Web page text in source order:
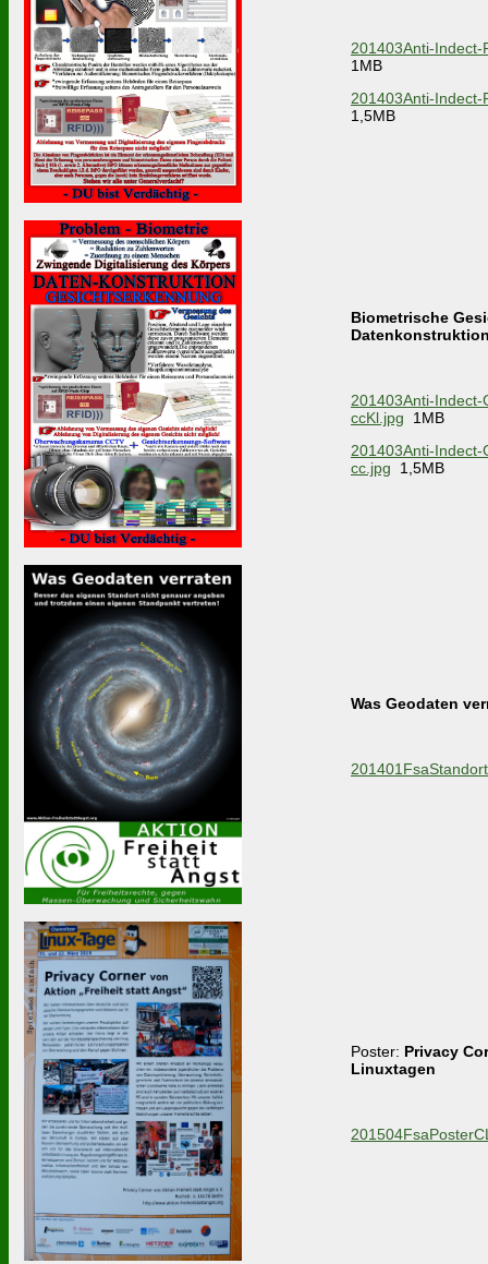
201403Anti-
1MB
201403Anti-
1,5MB
Biometrische
201403Anti-
ccKl.jpg 1MB
201403Anti-
cc.jpg 1,5MB
Was Geodaten
Poster: Privacy
Linuxtagen